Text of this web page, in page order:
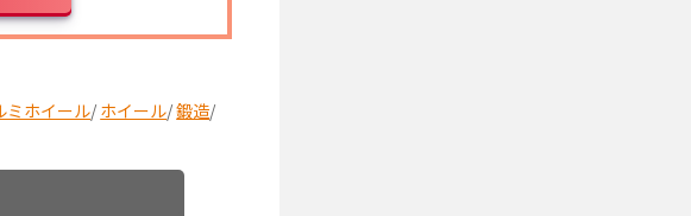
ミホイール/ ホイール/鍛造/